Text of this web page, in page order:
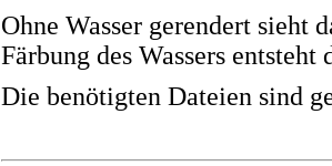
Ohne Wasser gerendert sieht
Färbung des Wassers entsteht
Die benötigten Dateien sind